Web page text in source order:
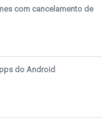
com cancelamento de
do Android